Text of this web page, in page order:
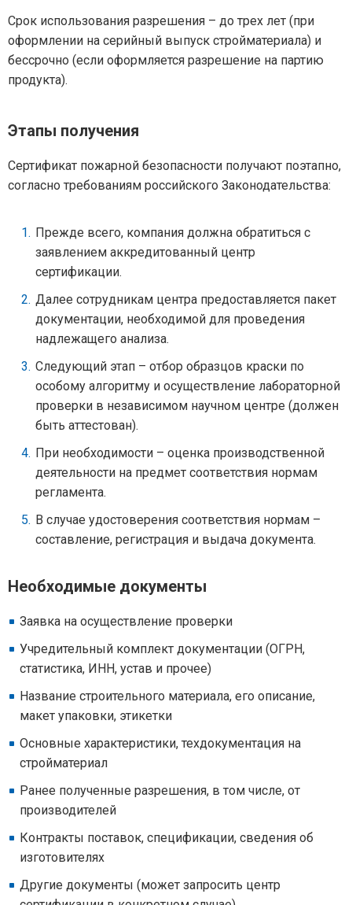
Срок использования разрешения – до трех лет (при
оформлении на серийный выпуск стройматериала) и
бессрочно (если оформляется разрешение на партию
продукта).
Этапы получения
Сертификат пожарной безопасности получают поэтапно,
согласно требованиям российского Законодательства:
Прежде всего, компания должна обратиться с
заявлением аккредитованный центр
сертификации.
Далее сотрудникам центра предоставляется пакет
документации, необходимой для проведения
надлежащего анализа.
Следующий этап – отбор образцов краски по
особому алгоритму и осуществление лабораторной
проверки в независимом научном центре (должен
быть аттестован).
При необходимости – оценка производственной
деятельности на предмет соответствия нормам
регламента.
В случае удостоверения соответствия нормам –
составление, регистрация и выдача документа.
Необходимые документы
Заявка на осуществление проверки
Учредительный комплект документации (ОГРН,
статистика, ИНН, устав и прочее)
Название строительного материала, его описание,
макет упаковки, этикетки
Основные характеристики, техдокументация на
стройматериал
Ранее полученные разрешения, в том числе, от
производителей
Контракты поставок, спецификации, сведения об
изготовителях
Другие документы (может запросить центр